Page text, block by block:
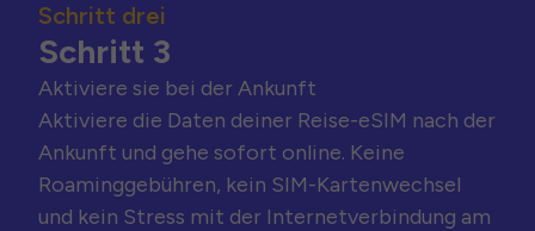
Schritt drei
Schritt 3
Aktiviere sie bei der Ankunft
Aktiviere die Daten deiner Reise-eSIM nach der
Ankunft und gehe sofort online. Keine
Roaminggebühren, kein SIM-Kartenwechsel
und kein Stress mit der Internetverbindung am